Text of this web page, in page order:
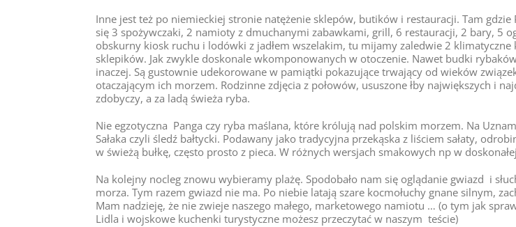
Inne jest też po niemieckiej stronie natężenie sklepów, butików i restauracji. Tam gdzie
się 3 spożywczaki, 2 namioty z dmuchanymi zabawkami, grill, 6 restauracji, 2 bary, 5
obskurny kiosk ruchu i lodówki z jadłem wszelakim, tu mijamy zaledwie 2 klimatyczne
sklepików. Jak zwykle doskonale wkomponowanych w otoczenie. Nawet budki
inaczej. Są gustownie udekorowane w pamiątki pokazujące trwający od wieków
otaczającym ich morzem. Rodzinne zdjęcia z połowów, ususzone łby największych i
zdobyczy, a za ladą świeża ryba.
Nie egzotyczna Panga czy ryba maślana, które królują nad polskim morzem. Na
Sałaka czyli śledź bałtycki. Podawany jako tradycyjna przekąska z liściem sałaty,
w świeżą bułkę, często prosto z pieca. W różnych wersjach smakowych np w
Na kolejny nocleg znowu wybieramy plażę. Spodobało nam się oglądanie gwiazd i
morza. Tym razem gwiazd nie ma. Po niebie latają szare kocmołuchy gnane silnym,
Mam nadzieję, że nie zwieje naszego małego, marketowego namiotu … (o tym jak
Lidla i wojskowe kuchenki turystyczne możesz przeczytać w naszym teście)